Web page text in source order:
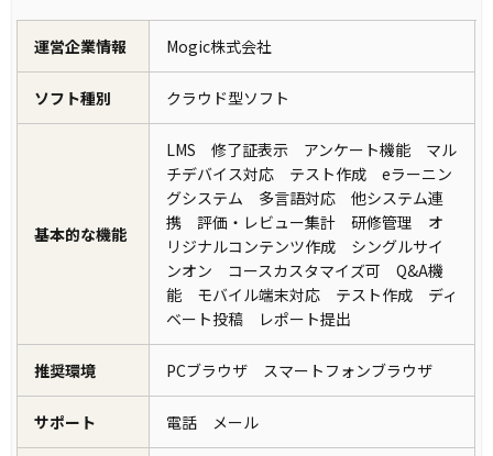
運営企業情報 Mogic株式会社
ソフト種別 クラウド型ソフト
基本的な機能
LMS 修了証表示 アンケート機能 マル
チデバイス対応 テスト作成 eラーニン
グシステム 多言語対応 他システム連
携 評価・レビュー集計 研修管理 オ
リジナルコンテンツ作成 シングルサイ
ンオン コースカスタマイズ可 Q&A機
能 モバイル端末対応 テスト作成 ディ
ベート投稿 レポート提出
推奨環境 PCブラウザ スマートフォンブラウザ
サポート 電話 メール